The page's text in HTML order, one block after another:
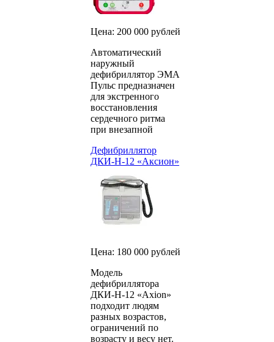
Цена: 200 000 рублей
Автоматический
наружный
дефибриллятор ЭМА
Пульс предназначен
для экстренного
восстановления
сердечного ритма
при внезапной
Дефибриллятор
ДКИ-Н-12 «Аксион»
Цена: 180 000 рублей
Модель
дефибриллятора
ДКИ-Н-12 «Axion»
подходит людям
разных возрастов,
ограничений по
возрасту и весу нет.